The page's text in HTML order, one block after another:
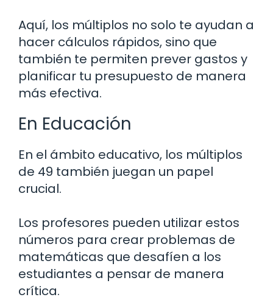
Aquí, los múltiplos no solo te ayudan a
hacer cálculos rápidos, sino que
también te permiten prever gastos y
planificar tu presupuesto de manera
más efectiva.
En Educación
En el ámbito educativo, los múltiplos
de 49 también juegan un papel
crucial.
Los profesores pueden utilizar estos
números para crear problemas de
matemáticas que desafíen a los
estudiantes a pensar de manera
crítica.